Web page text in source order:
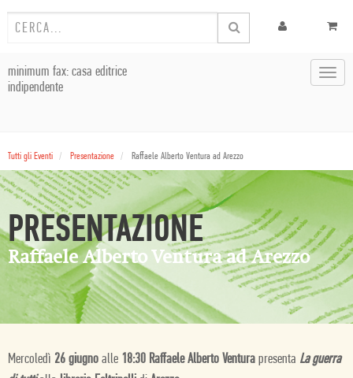
minimum fax: casa editrice
indipendente
Tutti gli Eventi Presentazione Raffaele Alberto Ventura ad Arezzo
PRESENTAZIONE
Raffaele Alberto Ventura ad Arezzo
Mercoledì 26 giugno alle 18:30 Raffaele Alberto Ventura presenta La guerra